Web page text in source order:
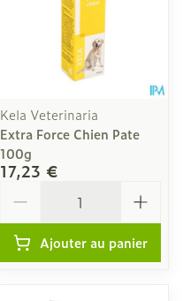
Kela Veterinaria
Extra Force Chien Pate
100g
17,23 €
Ajouter au panier